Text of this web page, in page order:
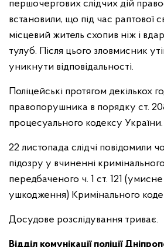
першочергових слідчих дій
встановили, що під час раптової
місцевий житель схопив ніж і
тулуб. Після цього зловмисник
уникнути відповідальності.
Поліцейські протягом декількох
правопорушника в порядку ст.
процесуального кодексу України.
22 листопада слідчі повідомили
підозру у вчиненні
передбаченого ч. 1 ст. 121
ушкодження) Кримінального
Досудове розслідування триває.
Відділ комунікації поліції